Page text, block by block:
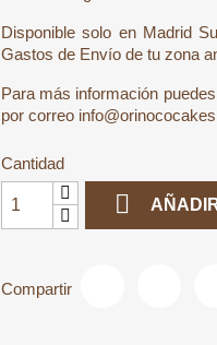
Disponible solo en Madrid
Gastos de Envío de tu zona
Para más información
por correo
Cantidad

Compartir